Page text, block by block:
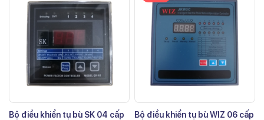
Bộ điều khiển tụ bù SK 04 cấp
Bộ điều khiển tụ bù WIZ 06 cấp